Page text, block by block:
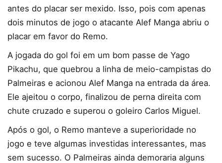
antes do placar ser mexido. Isso, pois com apenas
dois minutos de jogo o atacante Alef Manga abriu o
placar em favor do Remo.
A jogada do gol foi em um bom passe de Yago
Pikachu, que quebrou a linha de meio-campistas do
Palmeiras e acionou Alef Manga na entrada da área.
Ele ajeitou o corpo, finalizou de perna direita com
chute cruzado e superou o goleiro Carlos Miguel.
Após o gol, o Remo manteve a superioridade no
jogo e teve algumas investidas interessantes, mas
sem sucesso. O Palmeiras ainda demoraria alguns